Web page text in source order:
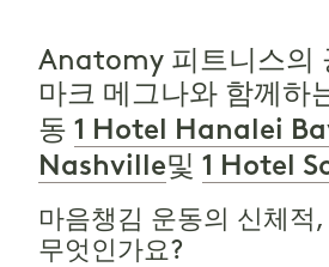
Anatomy 피트니스의
마크 메그나와 함께하
동 1 Hotel Hanalei
Nashville및 1 Hotel
마음챙김 운동의 신체적
무엇인가요?